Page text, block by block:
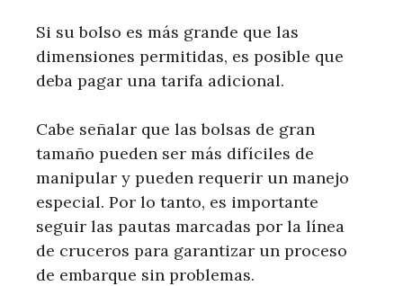
Si su bolso es más grande que las
dimensiones permitidas, es posible que
deba pagar una tarifa adicional.
Cabe señalar que las bolsas de gran
tamaño pueden ser más difíciles de
manipular y pueden requerir un manejo
especial. Por lo tanto, es importante
seguir las pautas marcadas por la línea
de cruceros para garantizar un proceso
de embarque sin problemas.